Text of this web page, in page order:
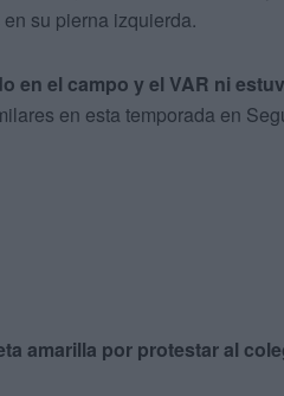
su pierna izquierda.
en el campo y el VAR ni
en esta temporada en
amarilla por protestar al